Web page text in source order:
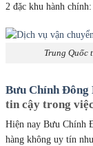
2 đặc khu hành
Trung Quốc
Bưu Chính Đông
tin cậy trong
Hiện nay Bưu Chính
hàng không uy tín